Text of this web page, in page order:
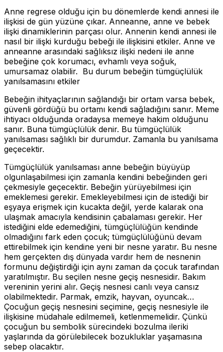
Anne regrese olduğu için bu dönemlerde kendi annesi ile
ilişkisi de gün yüzüne çıkar. Anneanne, anne ve bebek
ilişki dinamiklerinin parçası olur. Annenin kendi annesi ile
nasıl bir ilişki kurduğu bebeği ile ilişkisini etkiler. Anne ve
anneanne arasındaki sağlıksız ilişki nedeni ile anne
bebeğine çok korumacı, evhamlı veya soğuk,
umursamaz olabilir. Bu durum bebeğin tümgüçlülük
yanılsamasını etkiler
Bebeğin ihityaçlarının sağlandığı bir ortam varsa bebek,
güvenli gördüğü bu ortamı kendi sağladığını sanır. Meme
ihtiyacı olduğunda oradaysa memeye hakim olduğunu
sanır. Buna tümgüçlülük denir. Bu tümgüçlülük
yanılsaması sağlıklı bir durumdur. Zamanla bu yanılsama
geçecektir.
Tümgüçlülük yanılsaması anne bebeğin büyüyüp
olgunlaşabilmesi için zamanla kendini bebeğinden geri
çekmesiyle geçecektir. Bebeğin yürüyebilmesi için
emeklemesi gerekir. Emekleyebilmesi için de istediği bir
eşyaya erişmek için kucakta değil, yerde kalarak ona
ulaşmak amacıyla kendisinin çabalaması gerekir. Her
istediğini elde edemediğini, tümgüçlülüğün kendinde
olmadığını fark eden çocuk; tümgüçlülüğünü devam
ettirebilmek için kendine yeni bir nesne yaratır. Bu nesne
hem gerçekten dış dünyada vardır hem de nesnenin
formunu değiştirdiği için aynı zaman da çocuk tarafından
yaratılmıştır. Bu seçilen nesne geçiş nesnesidir. Bakım
vereninin yerini alır. Geçiş nesnesi canlı veya cansız
olabilmektedir. Parmak, emzik, hayvan, oyuncak…
Çocuğun geçiş nesnesini seçimine, geçiş nesnesiyle ile
ilişkisine müdahale edilmemeli, ketlenmemelidir. Çünkü
çocuğun bu sembolik sürecindeki bozulma ileriki
yaşlarında da görülebilecek bozukluklar yaşamasına
sebep olacaktır.